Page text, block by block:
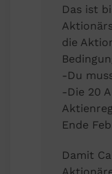
Das ist
die
-Du
-Die 20
Ende
Damit